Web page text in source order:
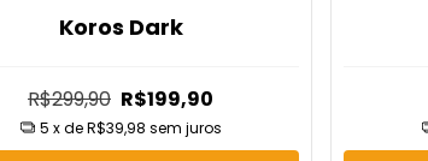
Cupons de Desconto
Adicione cupom de desconto no carrinho
Koros Dark
R$299,90 R$199,90
5 x deR$39,98 sem juros